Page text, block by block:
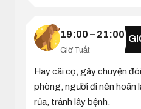
19:00 – 21:00
Giờ Tuất
Hay cãi cọ, gây chuyện
phòng, người đi nên hoãn
rủa, tránh lây bệnh.